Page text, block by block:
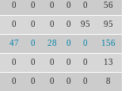
0 0 0 0 0 56
0 0 0 0 95 95
47 0 28 0 0 156
0 0 0 0 0 13
0 0 0 0 0 8